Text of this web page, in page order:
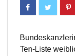
Ten-Liste